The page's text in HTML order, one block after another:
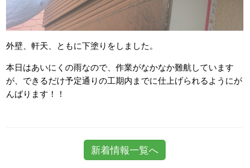
外壁、軒天、ともに下塗りをしました。
本日はあいにくの雨なので、作業がなかなか難航しています
が、できるだけ予定通りの工期内までに仕上げられるようにが
んばります！！
新着情報一覧へ